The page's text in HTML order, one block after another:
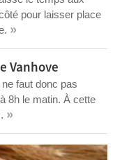
pour laisser place
»
Vanhove
ne faut donc pas
8h le matin. À cette
»